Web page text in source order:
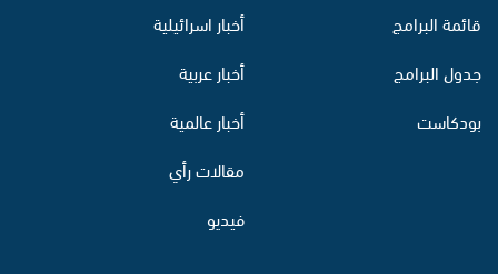
قائمة البرامج
جدول البرامج
بودكاست
أخبار اسرائيلية
أخبار عربية
أخبار عالمية
مقالات رأي
فيديو